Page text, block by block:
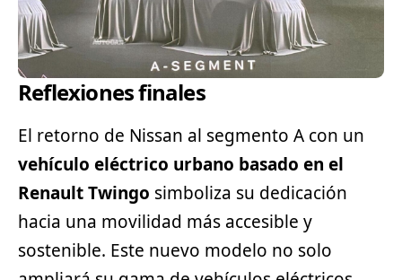
Reflexiones finales
El retorno de Nissan al segmento A con un
vehículo eléctrico urbano basado en el
Renault Twingo simboliza su dedicación
hacia una movilidad más accesible y
sostenible. Este nuevo modelo no solo